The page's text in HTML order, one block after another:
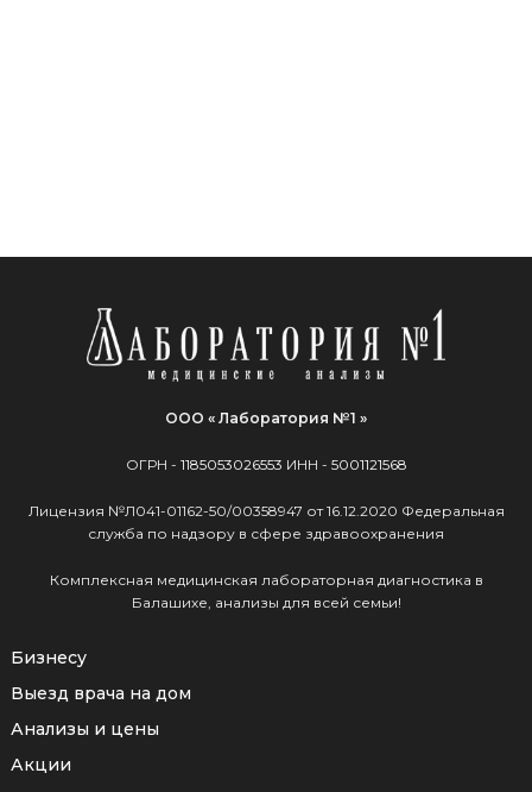
ООО « Лаборатория №1 »
ОГРН - 1185053026553 ИНН - 5001121568
Лицензия №Л041-01162-50/00358947 от 16.12.2020 Федеральная
служба по надзору в сфере здравоохранения
Комплексная медицинская лабораторная диагностика в
Балашихе, анализы для всей семьи!
Бизнесу
Выезд врача на дом
Анализы и цены
Акции